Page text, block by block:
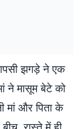
झगड़े ने एक
ने मासूम बेटे को
मां और पिता के